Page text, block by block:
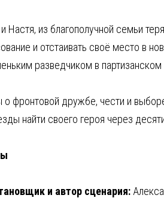
Настя, из благополучной семьи
и отстаивать своё место в
разведчиком в
фронтовой дружбе, чести и
найти своего героя через
и автор сценария: